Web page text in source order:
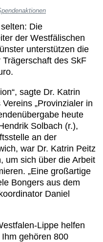
Die
der Westfälischen
unterstützen die
Trägerschaft des SkF
sagte Dr. Katrin
„Provinzialer in
heute
Solbach (r.),
an der
war Dr. Katrin Peitz
um sich über die Arbeit
„Eine großartige
Bongers aus dem
Daniel
Lippe helfen
gehören 800